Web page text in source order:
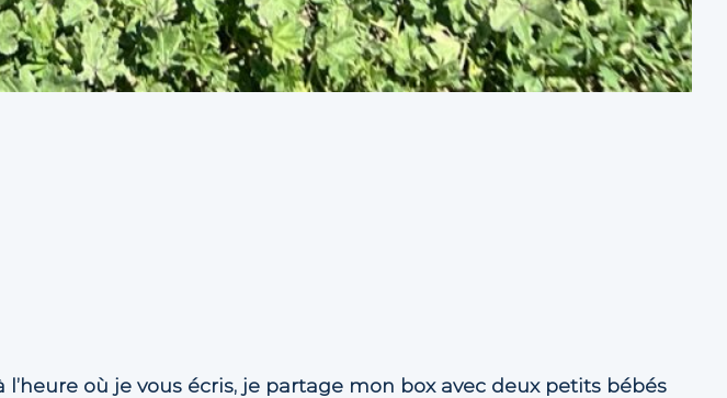
où je vous écris, je partage mon box avec deux petits bébés